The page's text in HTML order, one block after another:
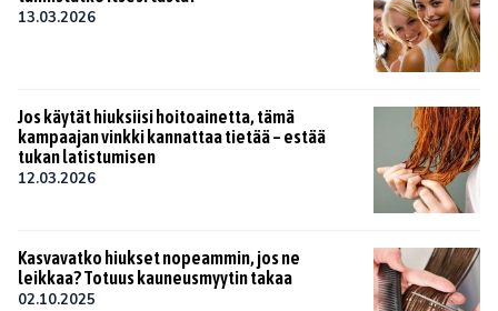
13.03.2026
Jos käytät hiuksiisi hoitoainetta, tämä
kampaajan vinkki kannattaa tietää – estää
tukan latistumisen
12.03.2026
Kasvavatko hiukset nopeammin, jos ne
leikkaa? Totuus kauneusmyytin takaa
02.10.2025